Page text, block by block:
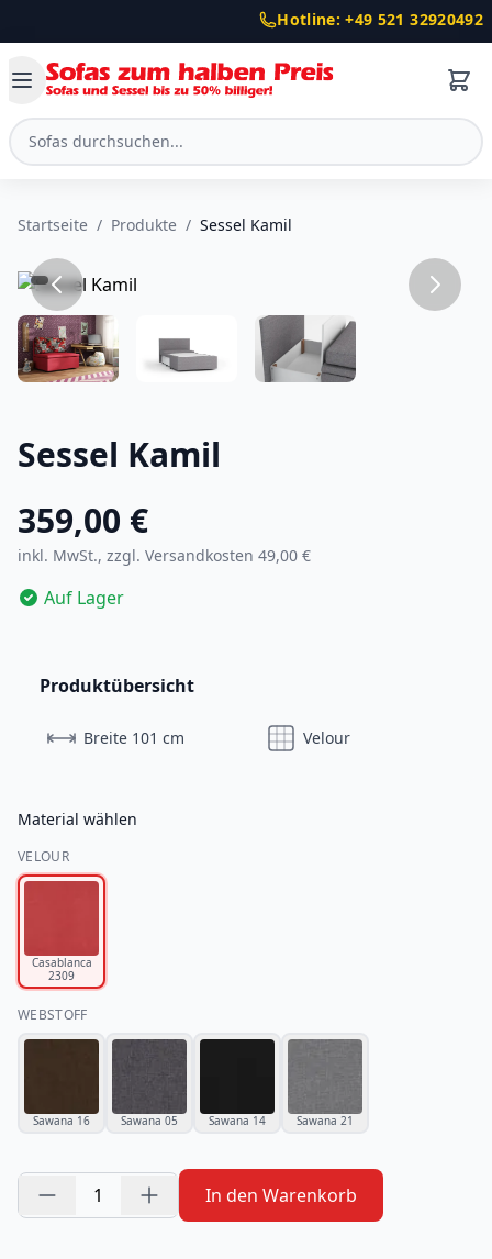
Hotline: +49 521 32920492
Startseite / Produkte / Sessel Kamil
Sessel Kamil
359,00 €
inkl. MwSt., zzgl. Versandkosten 49,00 €
Auf Lager
Produktübersicht
Breite 101 cm Velour
Material wählen
VELOUR
Casablanca
2309
WEBSTOFF
Sawana 16 Sawana 05 Sawana 14 Sawana 21
1 In den Warenkorb